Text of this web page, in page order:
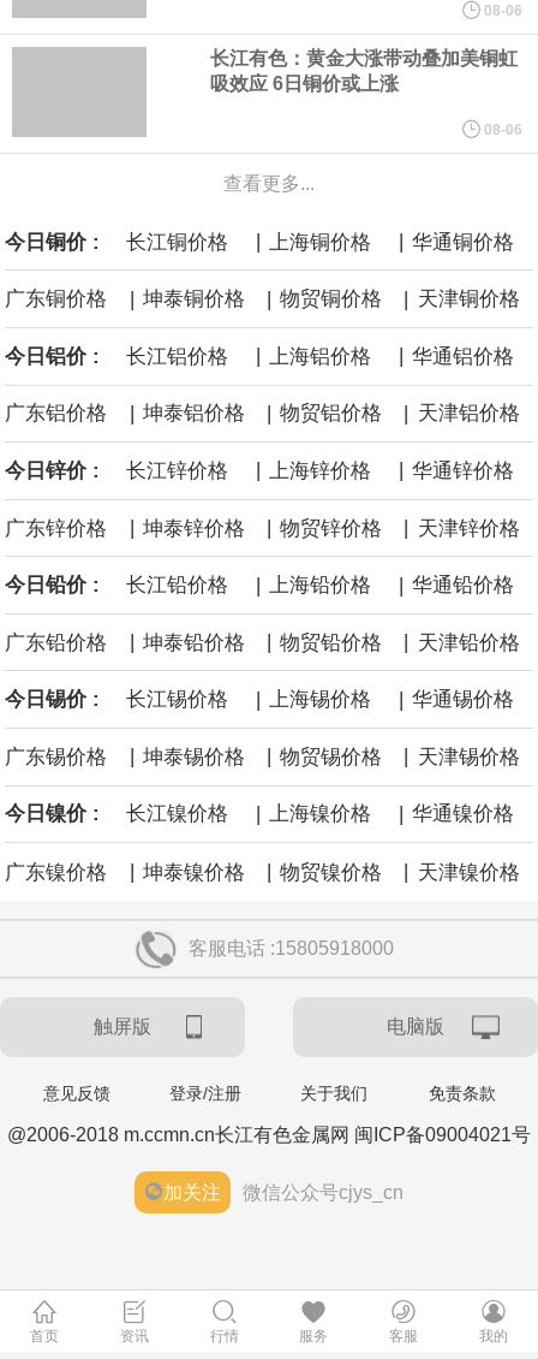
8月5日，华为WATCH GT 7系列正式发布，搭载高硅叠片异形电
池，配备64GB内存，首发室内滑雪、腕上转弯检测、G-Force滑雪
数据等功能，并支持AI运动解读，售价1588元起。
英国7月服务业PMI终值 52.1，预期51.8，前值51.8。
福田汽车公告，2026年7月汽车产品产量47934辆，去年同期40313
辆；销量51784辆，去年同期45974辆。其中，新能源汽车产量
7.22%；累计销量41.22万辆，去年同期37.34万辆，累计同比增
10.38%。发动机产品（含福康）本月销量29304台，去年同期
19422台；本年累计销量18.71万台，去年同期15.33万台，累计同
比增22.08%。
08-06
长江有色：黄金大涨带动叠加美铜虹
吸效应 6日铜价或上涨
08-06
查看更多...
今日铜价 : 长江铜价格 | 上海铜价格 | 华通铜价格
广东铜价格 | 坤泰铜价格 | 物贸铜价格 | 天津铜价格
今日铝价 : 长江铝价格 上海铝价格 华通铝价格
广东铝价格 | 坤泰铝价格 | 物贸铝价格 | 天津铝价格
今日锌价 : 长江锌价格 上海锌价格 华通锌价格
广东锌价格 | 坤泰锌价格 | 物贸锌价格 | 天津锌价格
今日铅价 : 长江铅价格 | 上海铅价格 | 华通铅价格
广东铅价格 坤泰铅价格 物贸铅价格 天津铅价格
今日锡价 : 长江锡价格 | 上海锡价格 | 华通锡价格
广东锡价格 坤泰锡价格 物贸锡价格 天津锡价格
今日镍价 : 长江镍价格 | 上海镍价格 | 华通镍价格
广东镍价格 | 坤泰镍价格 | 物贸镍价格 | 天津镍价格
客服电话 :15805918000
触屏版 电脑版
意见反馈 登录/注册 关于我们 免责条款
@2006-2018 m.ccmn.cn长江有色金属网 闽ICP备09004021号
加关注 微信公众号cjys_cn
首页 资讯 行情 服务 客服 我的